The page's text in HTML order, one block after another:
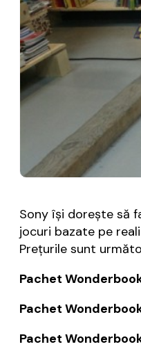
Sony îşi doreşte să
jocuri bazate pe
Preţurile sunt
Pachet
Pachet
Pachet